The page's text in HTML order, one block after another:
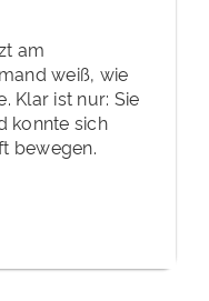
am
weiß, wie
Klar ist nur: Sie
konnte sich
bewegen.